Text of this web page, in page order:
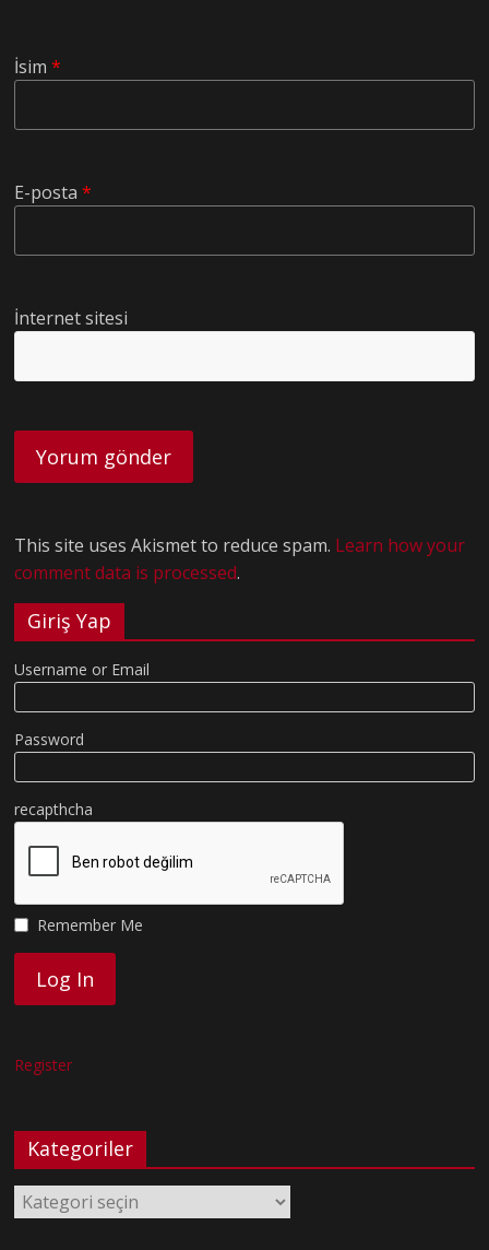
İsim*
E-posta*
İnternet sitesi
This site uses Akismet to reduce spam. Learn how your
comment data is processed.
Giriş Yap
Username or Email
Password
recapthcha
Remember Me
Register
Kategoriler
Kategoriler